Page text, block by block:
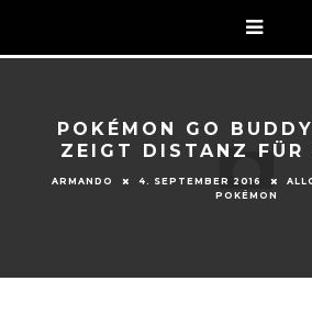
POKÉMON GO
ZEIGT DISTANZ FÜR
ARMANDO 4. SEPTEMBER 2016
POKÉMON